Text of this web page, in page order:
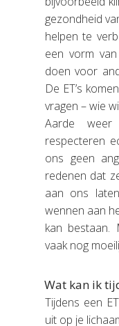
gezondheid
helpen te
een vorm van
doen voor
De ET’s
vragen – wie
Aarde
respecteren
ons geen
redenen dat
aan ons
wennen aan
kan bestaan.
vaak nog
Wat kan ik
Tijdens een
uit op je